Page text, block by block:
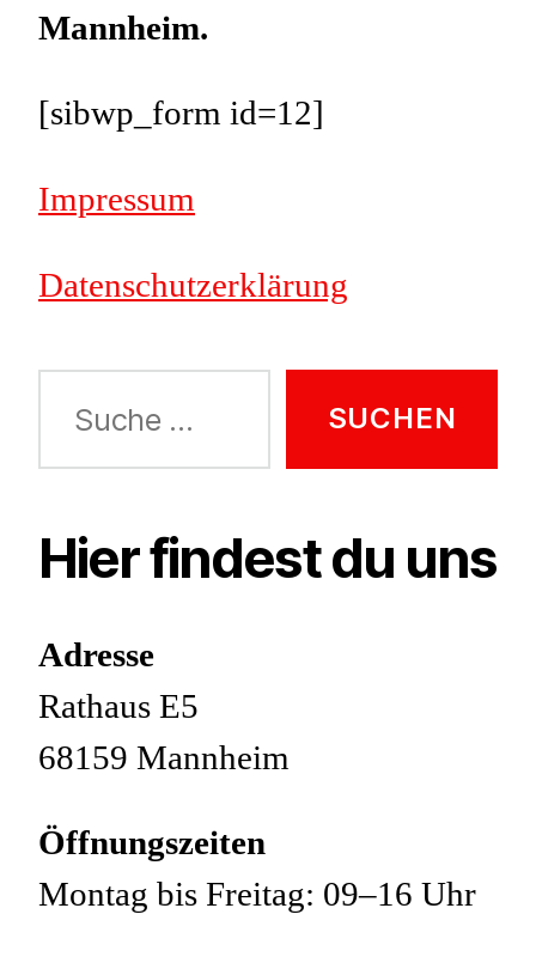
Mannheim.
[sibwp_form id=12]
Impressum
Datenschutzerklärung
nach:
Hier findest du uns
Adresse
Rathaus E5
68159 Mannheim
Öffnungszeiten
Montag bis Freitag: 09–16 Uhr